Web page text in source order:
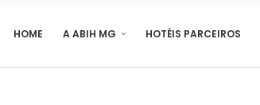
HOME A ABIH MG HOTÉIS PARCEIROS